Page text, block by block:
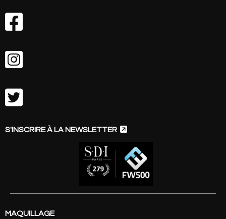



S'INSCRIRE À LA NEWSLETTER 
MAQUILLAGE